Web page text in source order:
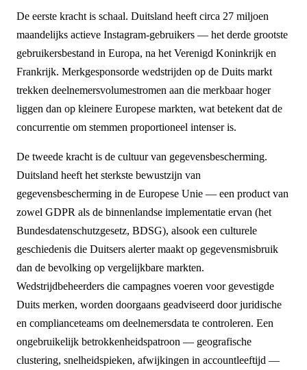
De eerste kracht is schaal. Duitsland heeft circa 27 miljoen
maandelijks actieve Instagram-gebruikers — het derde grootste
gebruikersbestand in Europa, na het Verenigd Koninkrijk en
Frankrijk. Merkgesponsorde wedstrijden op de Duits markt
trekken deelnemersvolumestromen aan die merkbaar hoger
liggen dan op kleinere Europese markten, wat betekent dat de
concurrentie om stemmen proportioneel intenser is.
De tweede kracht is de cultuur van gegevensbescherming.
Duitsland heeft het sterkste bewustzijn van
gegevensbescherming in de Europese Unie — een product van
zowel GDPR als de binnenlandse implementatie ervan (het
Bundesdatenschutzgesetz, BDSG), alsook een culturele
geschiedenis die Duitsers alerter maakt op gegevensmisbruik
dan de bevolking op vergelijkbare markten.
Wedstrijdbeheerders die campagnes voeren voor gevestigde
Duits merken, worden doorgaans geadviseerd door juridische
en complianceteams om deelnemersdata te controleren. Een
ongebruikelijk betrokkenheidspatroon — geografische
clustering, snelheidspieken, afwijkingen in accountleeftijd —